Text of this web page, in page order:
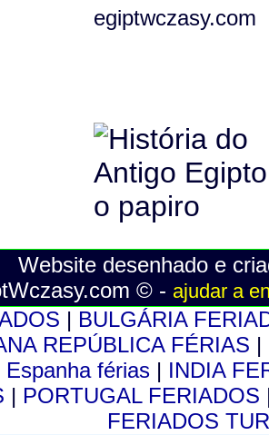
egiptwczasy.com
Website desenhado e
© - ajudar a
| BULGÁRIA
REPÚBLICA FÉRIAS |
Espanha férias | INDIA
| PORTUGAL FERIADOS
FERIADOS